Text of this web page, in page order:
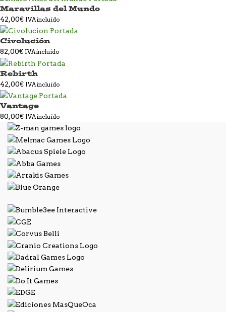
Maravillas del Mundo
42,00€ IVA incluido
Civolución
82,00€ IVA incluido
Rebirth
42,00€ IVA incluido
Vantage
80,00€ IVA incluido